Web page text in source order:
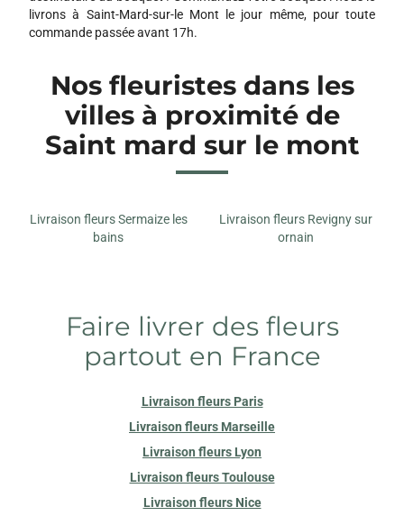
livrons à Saint-Mard-sur-le Mont le jour même, pour toute
commande passée avant 17h.
Nos fleuristes dans les
villes à proximité de
Saint mard sur le mont
Livraison fleurs Sermaize les
bains
Livraison fleurs Revigny sur
ornain
Faire livrer des fleurs
partout en France
Livraison fleurs Paris
Livraison fleurs Marseille
Livraison fleurs Lyon
Livraison fleurs Toulouse
Livraison fleurs Nice